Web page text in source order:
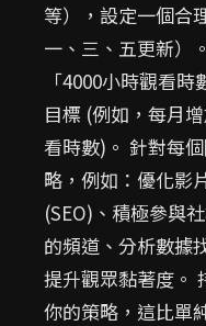
等），設定一個合
一、三、五更新）
「4000小時觀看
目標 (例如，每月
看時數)。 針對每
略，例如：優化影
(SEO)、積極參與
的頻道、分析數據
提升觀眾黏著度。
你的策略，這比單